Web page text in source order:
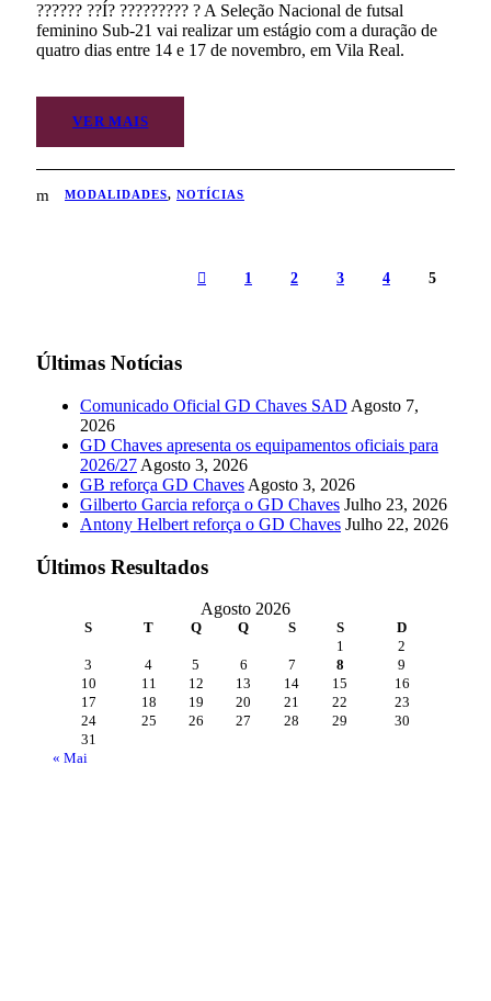
?????? ??Í? ????????? ? A Seleção Nacional de futsal
feminino Sub-21 vai realizar um estágio com a duração de
quatro dias entre 14 e 17 de novembro, em Vila Real.
VER MAIS
MODALIDADES, NOTÍCIAS
1 2 3 4 5
Últimas Notícias
Comunicado Oficial GD Chaves SAD Agosto 7,
2026
GD Chaves apresenta os equipamentos oficiais para
2026/27 Agosto 3, 2026
GB reforça GD Chaves Agosto 3, 2026
Gilberto Garcia reforça o GD Chaves Julho 23, 2026
Antony Helbert reforça o GD Chaves Julho 22, 2026
Últimos Resultados
Agosto 2026
S T Q Q S S D
« Mai
1
2
3
4 5 6 7 8
9
10
11 12 13 14 15
16
17
18 19 20 21 22
23
24
25 26 27 28 29
30
31